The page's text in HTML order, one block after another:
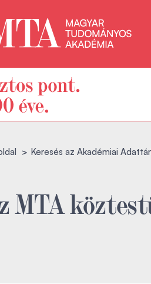
Keresés az Akadémiai
MTA